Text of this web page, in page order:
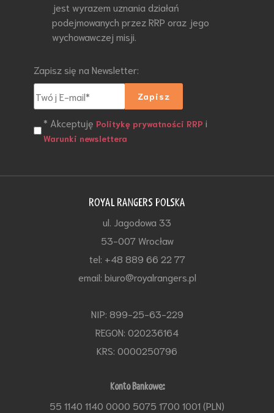
jest wyrazem uznania działań
podejmowanych przez RRP oraz jego
wychowawczej misji.
Zapisz się na Newsletter:
* AkceptujęPolitykę prywatności RRP i
Warunki newslettera
ROYAL RANGERS POLSKA
ul. Jagodowa 33
53-007 Wrocław
tel: +48 889 66 22 77
email: biuro@royalrangers.pl
NIP: 899-25-63-229
REGON: 020236164
KRS: 0000250796
Konto Bankowe:
55 1140 1140 0000 5075 1700 1001 (PLN)